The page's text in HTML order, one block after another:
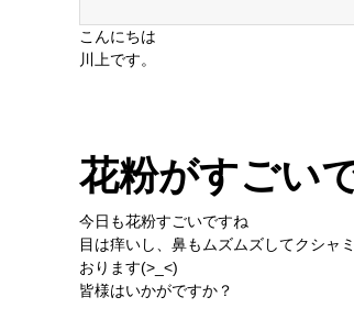
こんにちは
川上です。
花粉がすごい
今日も花粉すごいですね
目は痒いし、鼻もムズムズしてクシャ
おります(>_<)
皆様はいかがですか？